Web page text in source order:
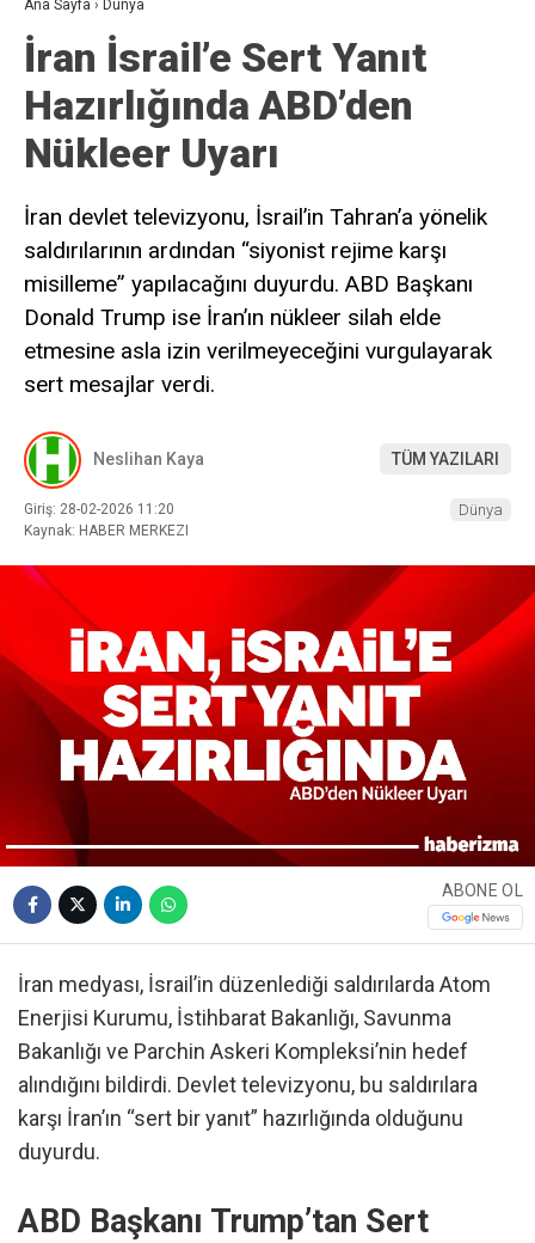
Ana Sayfa › Dünya
İran İsrail’e Sert Yanıt
Hazırlığında ABD’den
Nükleer Uyarı
İran devlet televizyonu, İsrail’in Tahran’a yönelik
saldırılarının ardından “siyonist rejime karşı
misilleme” yapılacağını duyurdu. ABD Başkanı
Donald Trump ise İran’ın nükleer silah elde
etmesine asla izin verilmeyeceğini vurgulayarak
sert mesajlar verdi.
Neslihan Kaya TÜM YAZILARI
Giriş: 28-02-2026 11:20
Kaynak: HABER MERKEZI
Dünya
ABONE OL
İran medyası, İsrail’in düzenlediği saldırılarda Atom
Enerjisi Kurumu, İstihbarat Bakanlığı, Savunma
Bakanlığı ve Parchin Askeri Kompleksi’nin hedef
alındığını bildirdi. Devlet televizyonu, bu saldırılara
karşı İran’ın “sert bir yanıt” hazırlığında olduğunu
duyurdu.
ABD Başkanı Trump’tan Sert